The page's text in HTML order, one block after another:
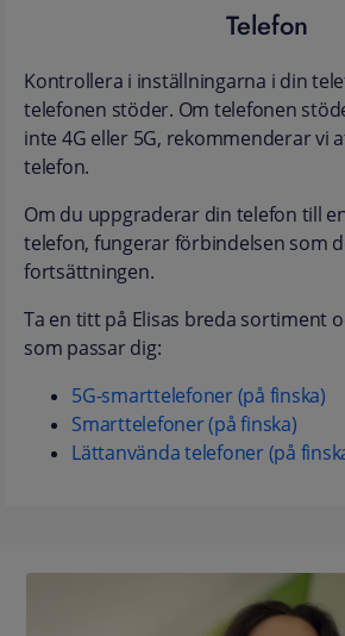
Telefon
Kontrollera i inställningarna i din
telefonen stöder. Om telefonen
inte 4G eller 5G, rekommenderar vi
telefon.
Om du uppgraderar din telefon till
telefon, fungerar förbindelsen som
fortsättningen.
Ta en titt på Elisas breda sortiment
som passar dig:
5G-smarttelefoner (på finska)
Smarttelefoner (på finska)
Lättanvända telefoner (på